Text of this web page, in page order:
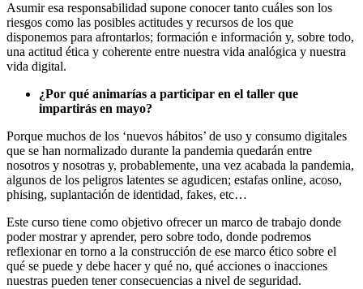
Asumir esa responsabilidad supone conocer tanto cuáles son los
riesgos como las posibles actitudes y recursos de los que
disponemos para afrontarlos; formación e información y, sobre todo,
una actitud ética y coherente entre nuestra vida analógica y nuestra
vida digital.
¿Por qué animarías a participar en el taller que
impartirás en mayo?
Porque muchos de los ‘nuevos hábitos’ de uso y consumo digitales
que se han normalizado durante la pandemia quedarán entre
nosotros y nosotras y, probablemente, una vez acabada la pandemia,
algunos de los peligros latentes se agudicen; estafas online, acoso,
phising, suplantación de identidad, fakes, etc…
Este curso tiene como objetivo ofrecer un marco de trabajo donde
poder mostrar y aprender, pero sobre todo, donde podremos
reflexionar en torno a la construcción de ese marco ético sobre el
qué se puede y debe hacer y qué no, qué acciones o inacciones
nuestras pueden tener consecuencias a nivel de seguridad.